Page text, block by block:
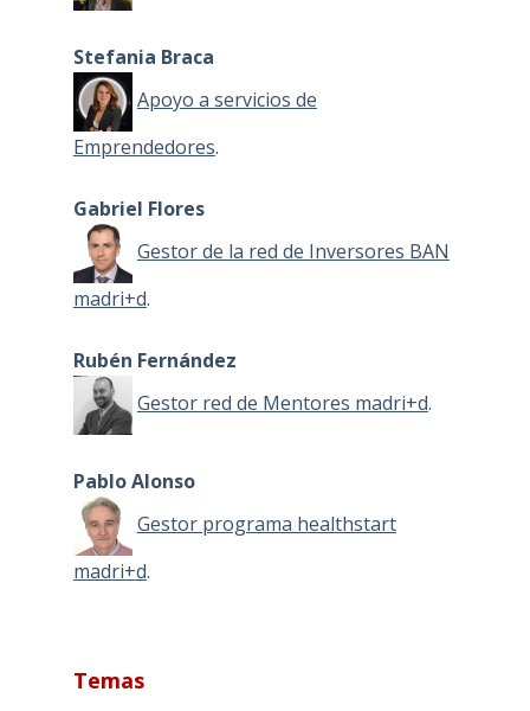
Stefania Braca
Apoyo a servicios de
Emprendedores.
Gabriel Flores
Gestor de la red de Inversores BAN
madri+d.
Rubén Fernández
Gestor red de Mentores madri+d.
Pablo Alonso
Gestor programa healthstart
madri+d.
Temas